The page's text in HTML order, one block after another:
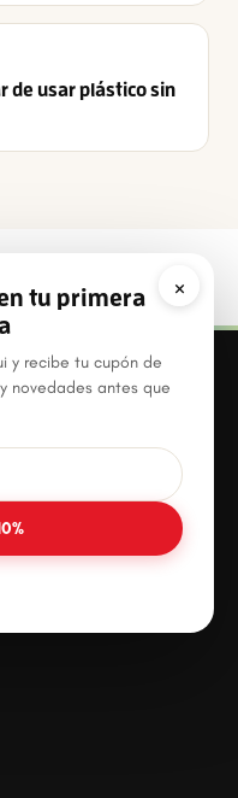
de usar plástico sin
×
tu primera
y recibe tu cupón de
novedades antes que
y